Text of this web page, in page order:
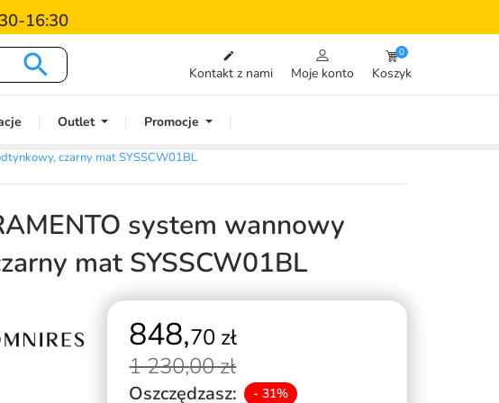
16:30
 
Kontakt z nami Moje konto Koszyk
0
Outlet Promocje
czarny mat SYSSCW01BL
system wannowy
mat SYSSCW01BL
848,70 zł
1 230,00 zł
Oszczędzasz: - 31%